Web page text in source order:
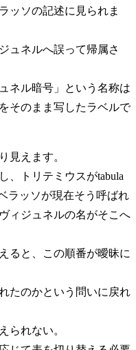
ッソの記述に見られま
ュネルへ誤って帰属さ
ネル暗号」という名称は
そのまま写したラベルで
見えます。
、トリテミウスがtabula
ラッソが現在そう呼ばれ
ィジュネルの名がそこへ
ると、この順番が曖昧に
たのかという問いに戻れ
られない。